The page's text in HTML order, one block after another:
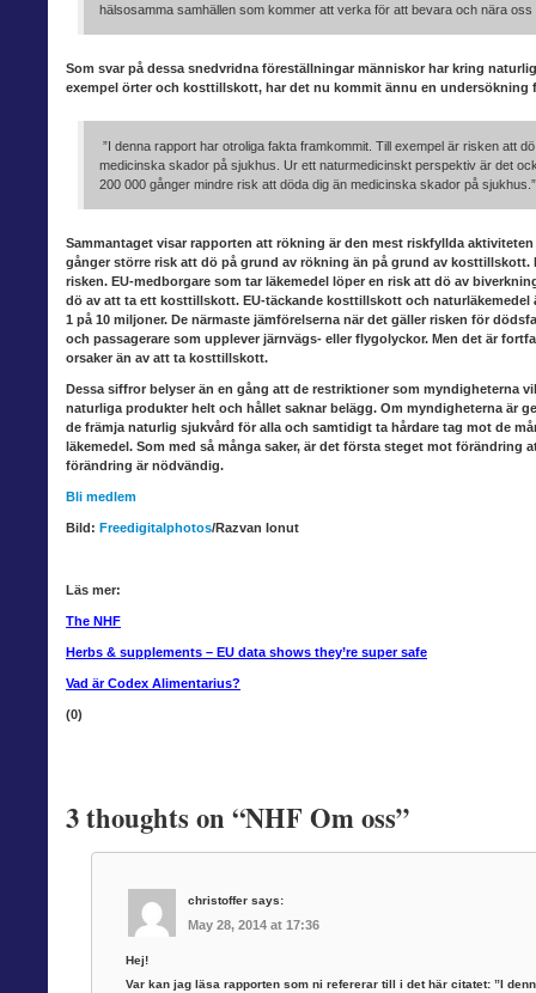
hälsosamma samhällen som kommer att verka för att bevara och nära oss
Som svar på dessa snedvridna föreställningar människor har kring
exempel örter och kosttillskott, har det nu kommit ännu en undersökning
”I denna rapport har otroliga fakta framkommit. Till exempel är risken att
medicinska skador på sjukhus. Ur ett naturmedicinskt perspektiv är det
200 000 gånger mindre risk att döda dig än medicinska skador på sjukhus.”
Sammantaget visar rapporten att rökning är den mest riskfyllda
gånger större risk att dö på grund av rökning än på grund av kosttillskott.
risken. EU-medborgare som tar läkemedel löper en risk att dö av
dö av att ta ett kosttillskott. EU-täckande kosttillskott och naturläkemedel
1 på 10 miljoner. De närmaste jämförelserna när det gäller risken för
och passagerare som upplever järnvägs- eller flygolyckor. Men det är
orsaker än av att ta kosttillskott.
Dessa siffror belyser än en gång att de restriktioner som myndigheterna
naturliga produkter helt och hållet saknar belägg. Om myndigheterna är
de främja naturlig sjukvård för alla och samtidigt ta hårdare tag mot de
läkemedel. Som med så många saker, är det första steget mot förändring
förändring är nödvändig.
Bli medlem
Bild: Freedigitalphotos/Razvan Ionut
Läs mer:
The NHF
Herbs & supplements – EU data shows they’re super safe
Vad är Codex Alimentarius?
(0)
3 thoughts on “NHF Om oss”
christoffer says:
May 28, 2014 at 17:36
Hej!
Var kan jag läsa rapporten som ni refererar till i det här citatet: ”I